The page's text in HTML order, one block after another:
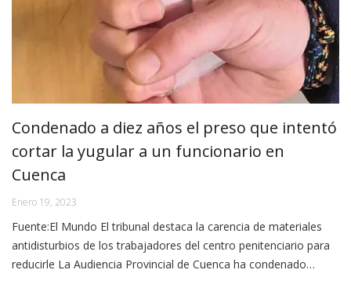
Condenado a diez años el preso que intentó
cortar la yugular a un funcionario en
Cuenca
Enero 19, 2023
Fuente:El Mundo El tribunal destaca la carencia de materiales
antidisturbios de los trabajadores del centro penitenciario para
reducirle La Audiencia Provincial de Cuenca ha condenado…